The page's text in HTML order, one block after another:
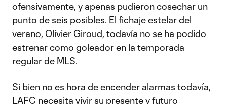
ofensivamente, y apenas pudieron cosechar un
punto de seis posibles. El fichaje estelar del
verano, Olivier Giroud, todavía no se ha podido
estrenar como goleador en la temporada
regular de MLS.
Si bien no es hora de encender alarmas todavía,
LAFC necesita vivir su presente y futuro